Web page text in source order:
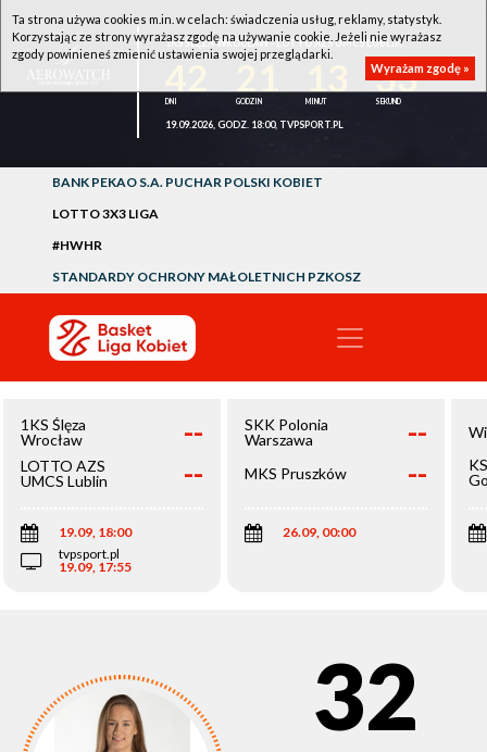
1KS ŚLĘZA WROCŁAW - LOTTO AZS UMCS LUBLIN
33
19.09.2026, GODZ. 18:00, TVPSPORT.PL
BANK PEKAO S.A. PUCHAR POLSKI KOBIET
LOTTO 3X3 LIGA
#HWHR
STANDARDY OCHRONY MAŁOLETNICH PZKOSZ
1KS Ślęza
Wrocław
--
LOTTO AZS
UMCS Lublin
--
19.09, 18:00
tvpsport.pl
19.09, 17:55
SKK Polonia
Warszawa
--
MKS Pruszków --
26.09, 00:00
32
Ta strona używa cookies m.in. w celach: świadczenia usług, reklamy, statystyk.
Korzystając ze strony wyrażasz zgodę na używanie cookie. Jeżeli nie wyrażasz
zgody powinieneś zmienić ustawienia swojej przeglądarki.
Wyrażam zgodę »